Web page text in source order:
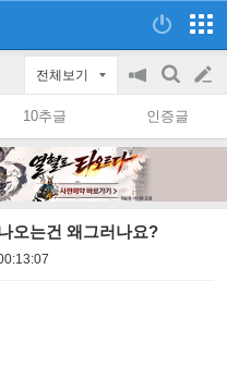
전체보기
공
on/off
검
색
글
쓰
10추글 인증글
오는건 왜그러나요?